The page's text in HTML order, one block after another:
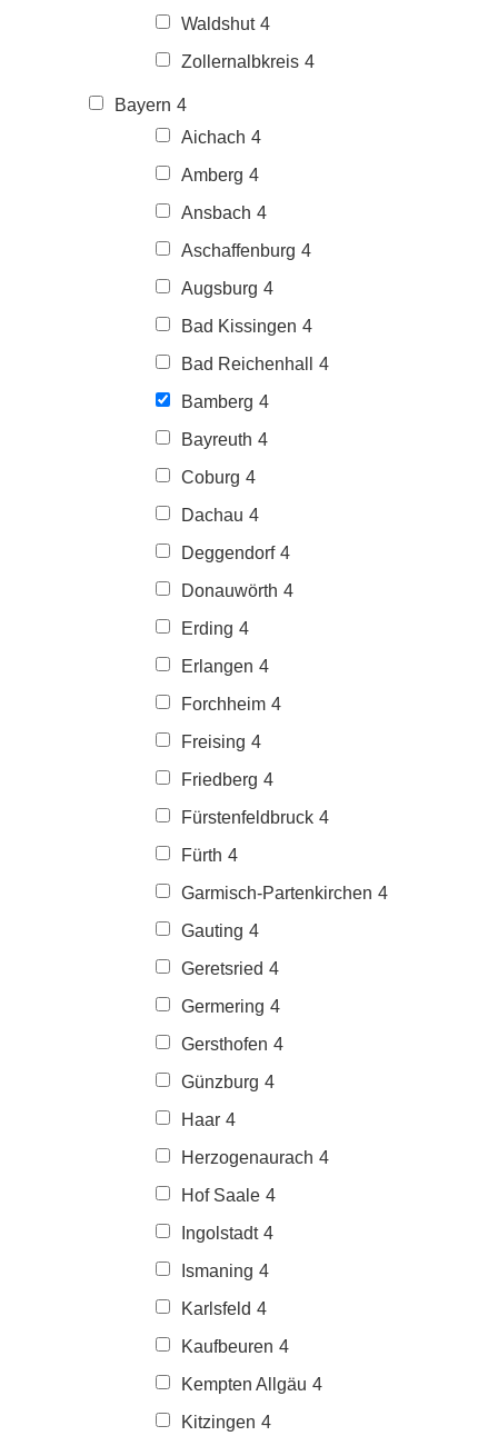
Waldshut 4
Zollernalbkreis 4
Bayern 4
Aichach 4
Amberg 4
Ansbach 4
Aschaffenburg 4
Augsburg 4
Bad Kissingen 4
Bad Reichenhall
4
Bamberg 4
Bayreuth 4
Coburg 4
Dachau 4
Deggendorf 4
Donauwörth 4
Erding 4
Erlangen 4
Forchheim 4
Freising 4
Friedberg 4
Fürstenfeldbruck 4
Fürth 4
Garmisch-Partenkirchen 4
Gauting 4
Geretsried 4
Germering 4
Gersthofen 4
Günzburg 4
Haar 4
Herzogenaurach 4
Hof Saale 4
Ingolstadt 4
Ismaning 4
Karlsfeld 4
Kaufbeuren 4
Kempten Allgäu 4
Kitzingen 4